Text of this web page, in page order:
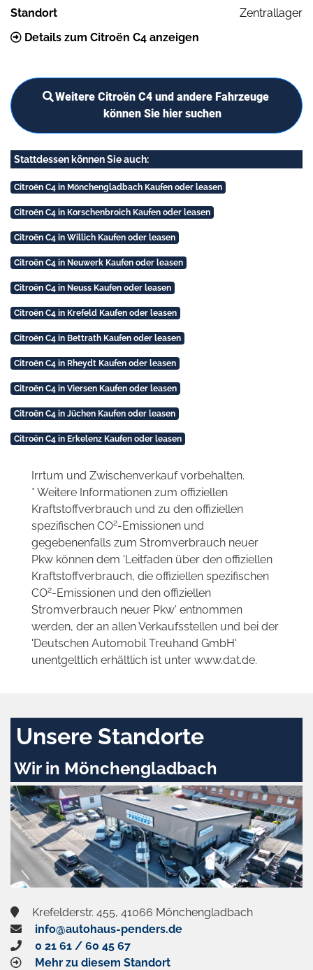
Standort
Zentrallager
Details zum Citroën C4 anzeigen
Weitere Citroën C4 und andere Fahrzeuge
können Sie hier suchen
Stattdessen können Sie auch:
Citroën C4 in Mönchengladbach Kaufen oder leasen
Citroën C4 in Korschenbroich Kaufen oder leasen
Citroën C4 in Willich Kaufen oder leasen
Citroën C4 in Neuwerk Kaufen oder leasen
Citroën C4 in Neuss Kaufen oder leasen
Citroën C4 in Krefeld Kaufen oder leasen
Citroën C4 in Bettrath Kaufen oder leasen
Citroën C4 in Rheydt Kaufen oder leasen
Citroën C4 in Viersen Kaufen oder leasen
Citroën C4 in Jüchen Kaufen oder leasen
Citroën C4 in Erkelenz Kaufen oder leasen
Irrtum und Zwischenverkauf vorbehalten.
* Weitere Informationen zum offiziellen
Kraftstoffverbrauch und zu den offiziellen
spezifischen CO2-Emissionen und
gegebenenfalls zum Stromverbrauch neuer
Pkw können dem 'Leitfaden über den offiziellen
Kraftstoffverbrauch, die offiziellen spezifischen
CO2-Emissionen und den offiziellen
Stromverbrauch neuer Pkw' entnommen
werden, der an allen Verkaufsstellen und bei der
'Deutschen Automobil Treuhand GmbH'
unentgeltlich erhältlich ist unter www.dat.de.
Unsere Standorte
Wir in Mönchengladbach
Krefelderstr. 455, 41066 Mönchengladbach
info@autohaus-penders.de
0 21 61 / 60 45 67
Mehr zu diesem Standort